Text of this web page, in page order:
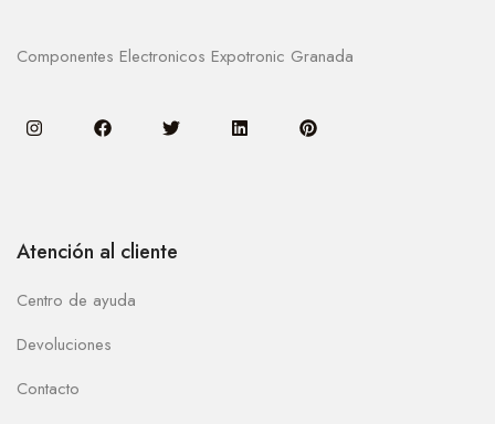
Componentes Electronicos Expotronic Granada
Atención al cliente
Centro de ayuda
Devoluciones
Contacto